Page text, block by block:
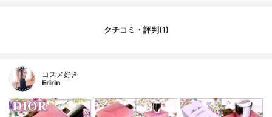
クチコミ・評判(1)
コスメ好き
Eririn